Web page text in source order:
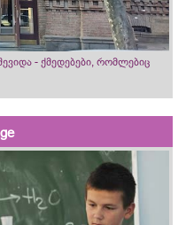
- ქმედებები, რომლებიც